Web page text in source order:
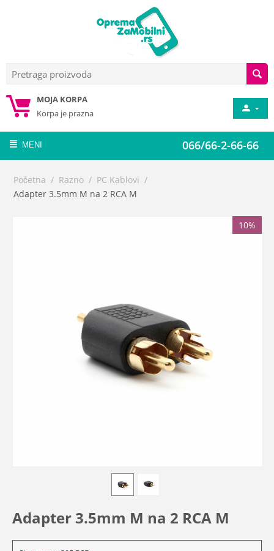
MOJA KORPA
Korpa je prazna
066/66-2-66-66
MENI
Početna / Razno / PC Kablovi /
Adapter 3.5mm M na 2 RCA M
10%
Adapter 3.5mm M na 2 RCA M